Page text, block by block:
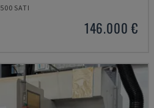
500 SATI
146.000 €